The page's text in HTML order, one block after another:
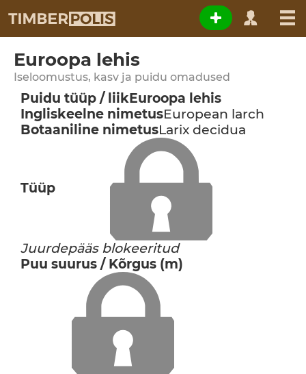
Euroopa lehis
Iseloomustus, kasv ja puidu omadused
Puidu tüüp / liikEuroopa lehis
Ingliskeelne nimetusEuropean larch
Botaaniline nimetusLarix decidua
Tüüp
Juurdepääs blokeeritud
Puu suurus / Kõrgus (m)